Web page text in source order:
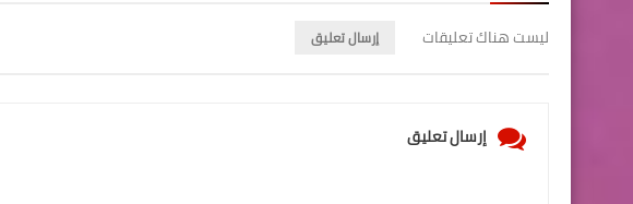
ليست هناك تعليقات إرسال تعليق
إرسال تعليق